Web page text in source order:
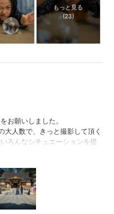
もっと見る
(23)
お願いしました。
人数で、きっと撮影して頂く
ろんなシチュエーションを提
表情や、家族みんなが笑顔で
嬉しかったです。